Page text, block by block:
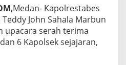
M
e
a
n
,Medan- Kapolrestabes
John Sahala Marbun
upacara serah terima
6 Kapolsek sejajaran,